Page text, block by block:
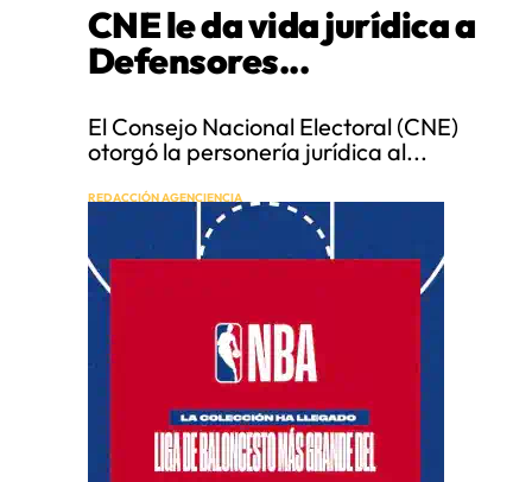
CNE le da vida jurídica a
Defensores...
El Consejo Nacional Electoral (CNE)
otorgó la personería jurídica al...
REDACCIÓN AGENCIENCIA